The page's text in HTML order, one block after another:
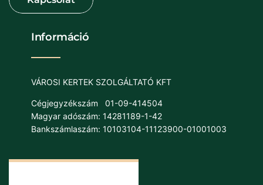
Információ
VÁROSI KERTEK SZOLGÁLTATÓ KFT
Cégjegyzékszám
01-09-414504
Magyar adószám: 14281189-1-42
Bankszámlaszám: 10103104-11123900-01001003